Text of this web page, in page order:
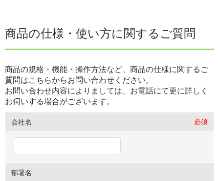
商品の仕様・使い方に関するご質問
商品の規格・機能・操作方法など、商品の仕様に関するご
質問はこちらからお問い合わせください。
お問い合わせ内容によりましては、お電話にて更に詳しく
お伺いする場合がございます。
会社名 必須
部署名